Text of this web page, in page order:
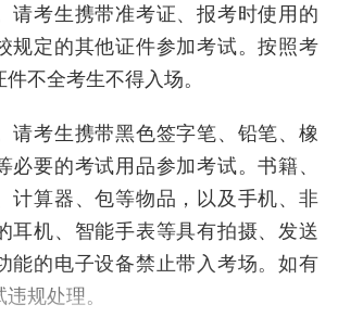
请考生携带准考证、报考时使用的
规定的其他证件参加考试。按照考
不全考生不得入场。
请考生携带黑色签字笔、铅笔、橡
必要的考试用品参加考试。书籍、
计算器、包等物品，以及手机、非
耳机、智能手表等具有拍摄、发送
能的电子设备禁止带入考场。如有
规处理。